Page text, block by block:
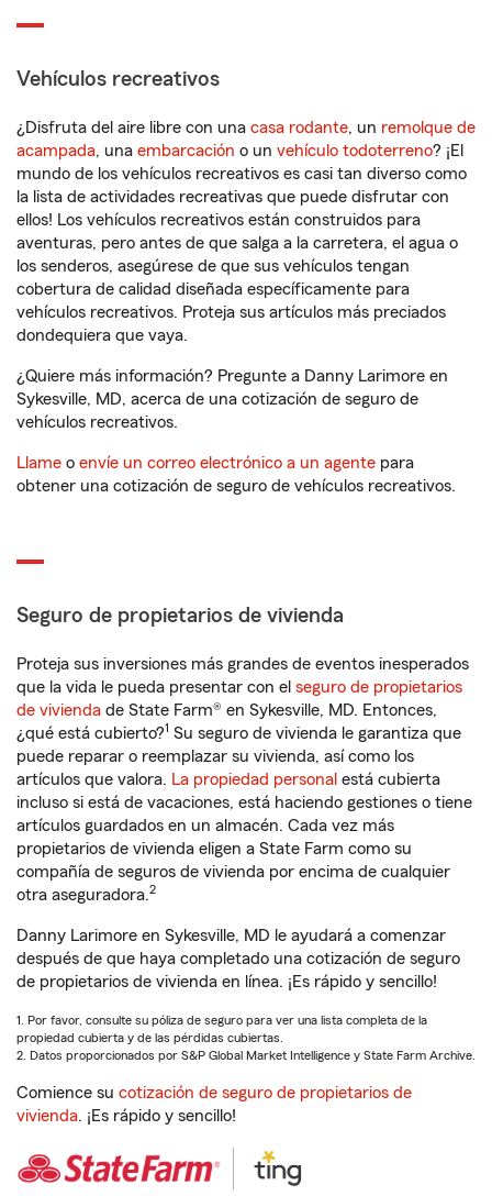
Vehículos recreativos
¿Disfruta del aire libre con una casa rodante, un remolque de
acampada, una embarcación o un vehículo todoterreno? ¡El
mundo de los vehículos recreativos es casi tan diverso como
la lista de actividades recreativas que puede disfrutar con
ellos! Los vehículos recreativos están construidos para
aventuras, pero antes de que salga a la carretera, el agua o
los senderos, asegúrese de que sus vehículos tengan
cobertura de calidad diseñada específicamente para
vehículos recreativos. Proteja sus artículos más preciados
dondequiera que vaya.
¿Quiere más información? Pregunte a Danny Larimore en
Sykesville, MD, acerca de una cotización de seguro de
vehículos recreativos.
Llame o envíe un correo electrónico a un agente para
obtener una cotización de seguro de vehículos recreativos.
Seguro de propietarios de vivienda
Proteja sus inversiones más grandes de eventos inesperados
que la vida le pueda presentar con el seguro de propietarios
de vivienda de State Farm® en Sykesville, MD. Entonces,
¿qué está cubierto?1 Su seguro de vivienda le garantiza que
puede reparar o reemplazar su vivienda, así como los
artículos que valora. La propiedad personal está cubierta
incluso si está de vacaciones, está haciendo gestiones o tiene
artículos guardados en un almacén. Cada vez más
propietarios de vivienda eligen a State Farm como su
compañía de seguros de vivienda por encima de cualquier
otra aseguradora.2
Danny Larimore en Sykesville, MD le ayudará a comenzar
después de que haya completado una cotización de seguro
de propietarios de vivienda en línea. ¡Es rápido y sencillo!
1. Por favor, consulte su póliza de seguro para ver una lista completa de la
propiedad cubierta y de las pérdidas cubiertas.
2. Datos proporcionados por S&P Global Market Intelligence y State Farm Archive.
Comience su cotización de seguro de propietarios de
vivienda. ¡Es rápido y sencillo!